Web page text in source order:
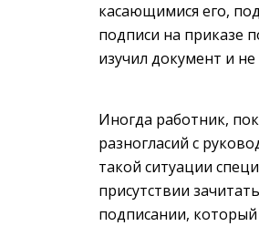
касающимися его,
подписи на приказе
изучил документ и
Иногда работник,
разногласий с
такой ситуации
присутствии
подписании,